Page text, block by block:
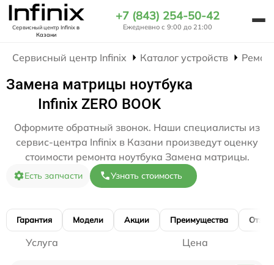
Сервисный центр Infinixв
Казани
+7 (843) 254-50-42
Ежедневно с 9:00 до 21:00
Сервисный центр Infinix Каталог устройств
Замена матрицы ноутбука
Infinix ZERO BOOK
Оформите обратный звонок. Наши специалисты из
сервис-центра Infinix в Казани произведут оценку
стоимости ремонта ноутбука Замена матрицы.
Есть запчасти Узнать стоимость
Гарантия Модели Акции Преимущества
Услуга Цена